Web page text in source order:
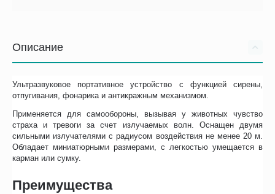
Описание
Ультразвуковое портативное устройство с функцией сирены,
отпугивания, фонарика и антикражным механизмом.
Применяется для самообороны, вызывая у животных чувство
страха и тревоги за счет излучаемых волн. Оснащен двумя
сильными излучателями с радиусом воздействия не менее 20 м.
Обладает миниатюрными размерами, с легкостью умещается в
карман или сумку.
Преимущества